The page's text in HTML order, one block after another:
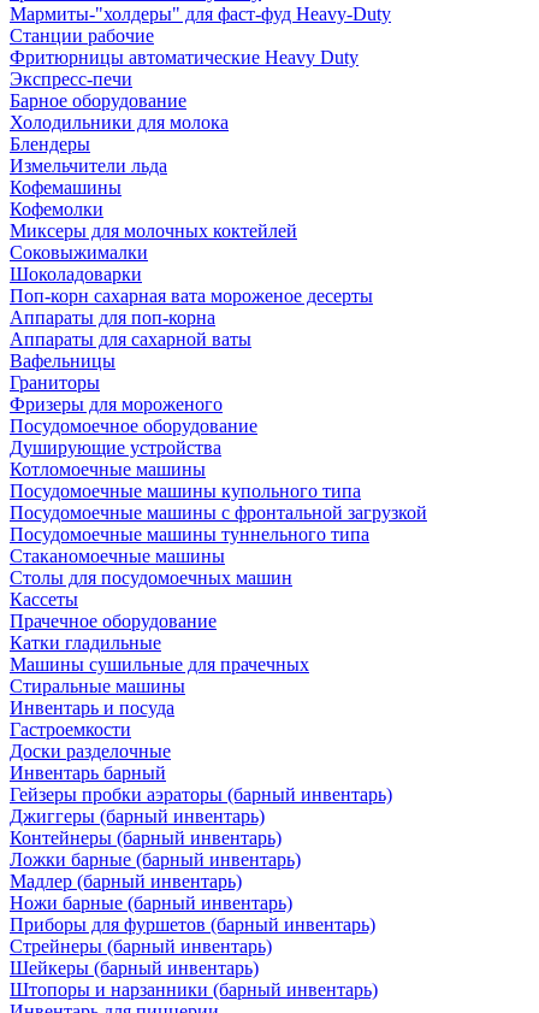
Мармиты-"холдеры" для фаст-фуд Heavy-Duty
Станции рабочие
Фритюрницы автоматические Heavy Duty
Экспресс-печи
Барное оборудование
Холодильники для молока
Блендеры
Измельчители льда
Кофемашины
Кофемолки
Миксеры для молочных коктейлей
Соковыжималки
Шоколадоварки
Поп-корн сахарная вата мороженое десерты
Аппараты для поп-корна
Аппараты для сахарной ваты
Вафельницы
Граниторы
Фризеры для мороженого
Посудомоечное оборудование
Душирующие устройства
Котломоечные машины
Посудомоечные машины купольного типа
Посудомоечные машины с фронтальной загрузкой
Посудомоечные машины туннельного типа
Стаканомоечные машины
Столы для посудомоечных машин
Кассеты
Прачечное оборудование
Катки гладильные
Машины сушильные для прачечных
Стиральные машины
Инвентарь и посуда
Гастроемкости
Доски разделочные
Инвентарь барный
Гейзеры пробки аэраторы (барный инвентарь)
Джиггеры (барный инвентарь)
Контейнеры (барный инвентарь)
Ложки барные (барный инвентарь)
Мадлер (барный инвентарь)
Ножи барные (барный инвентарь)
Приборы для фуршетов (барный инвентарь)
Стрейнеры (барный инвентарь)
Шейкеры (барный инвентарь)
Штопоры и нарзанники (барный инвентарь)